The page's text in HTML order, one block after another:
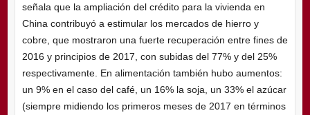
señala que la ampliación del crédito para la vivienda en
China contribuyó a estimular los mercados de hierro y
cobre, que mostraron una fuerte recuperación entre fines de
2016 y principios de 2017, con subidas del 77% y del 25%
respectivamente. En alimentación también hubo aumentos:
un 9% en el caso del café, un 16% la soja, un 33% el azúcar
(siempre midiendo los primeros meses de 2017 en términos